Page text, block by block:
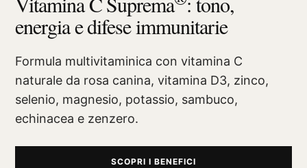
energia e difese immunitarie
Formula multivitaminica con vitamina C
naturale da rosa canina, vitamina D3, zinco,
selenio, magnesio, potassio, sambuco,
echinacea e zenzero.
SCOPRI I BENEFICI